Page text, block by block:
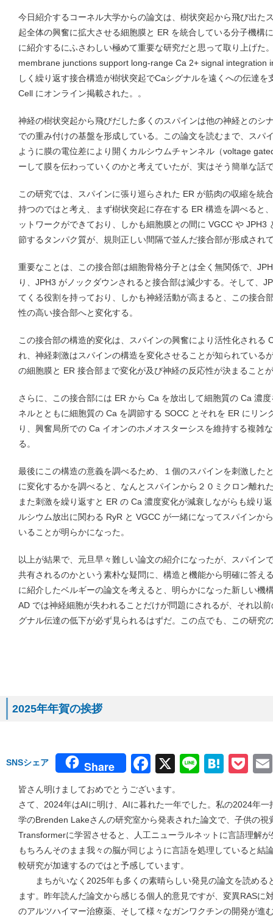
今日紹介するコーネル大学からの論文は、樹状突起から飛び出た
起全体の興奮に拡大させる細胞膜と ER を統合している分子機構
に紹介するにふさわしい極めて重要な研究だと思って取り上げた
membrane junctions support long-range Ca 2+ signal integration
しく繰り返す接合構造が樹状突起でCaシグナルを遠くへの伝達
Cell にオンライン掲載された。。
神経の樹状突起から飛びだした多くのスパインは他の神経とのシ
での重み付けの基盤を形成している。この論文を読むまで、スパ
ように膜の電位差により開くカルシウムチャンネル（voltage
ーして膜を伝わっていくのかと考えていたが、実はそう簡単な話
この研究では、スパインに張り巡らされた ER が筋肉の収縮を統
持つのではと考え、まず樹状突起に存在する ER 構造を調べると
ットワークができており、しかも細胞膜との間に VGCC や JPH3
節するタンパク質が、規則正しい間隔で並んだ接合部が形成され
重要なことは、この接合部は細胞骨格分子とは全く無関係で、
り、JPH3 がノックダウンされると接合部は減少する。そして、
てくる役割を持っており、しかも神経活動が高まると、この接合
性の高い接合部へと変化する。
この接合部の構造的変化は、スパインの興奮により活性化される
れ、神経刺激はスパインの構造を変化させることが知られている
の細胞膜と ER 接合部まで変化が及び神経の反応性が決まること
さらに、この接合部には ER から Ca を放出して細胞質の Ca 濃
ネルとともに細胞質の Ca を調節する SOCC とそれを ER にリン
り、興奮局所での Ca イオンのホメオスターシスを維持する複雑
る。
最後にこの構造の意義を調べるため、１個のスパインを刺激した
に変化するかを調べると、なんとスパインから２０ミクロン離れ
また刺激を繰り返すと ER の Ca 濃度変化が減衰しながらも繰り
ルシウム放出に関わる RyR と VGCC が一緒になってスパインか
いることが明らかになった。
以上が結果で、元旦早々難しい論文の紹介になったが、スパイン
共有されるのかという素朴な疑問に、構造と機能から明確に答え
に紹介したベルギーの論文を考えると、明らかになった新しい機
AD では神経細胞が失われることだけが問題にされるが、それ以
グナル伝達の低下が必ず見られるはずだ。この点でも、この研究
2025年年賀の挨拶
SNSシェア Share Facebook
X Line
皆さん明けましておめでとうございます。
さて、2024年はAIに明け、AIに暮れた一年でした。私の2024年
学のBrenden Lakeさんの研究室から発表された論文で、子供の
Transformerに学習させると、人工ニューラルネットに言語理解
もちろんそのまま我々の脳が同じように言語を処理していると結
較研究が加速するのではと予感しています。
まちがいなく2025年も多くの素晴らしい発見の論文を読める
ます。昨年読んだ論文から感じる個人的意見ですが、変異RASに
のアルツハイマー治療薬、そして様々なガンワクチンの開発が進